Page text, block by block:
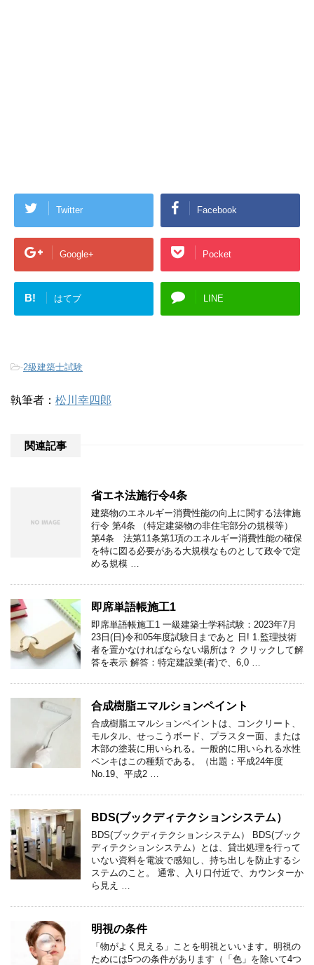
Twitter Facebook
Google+ Pocket
B! はてブ LINE
-2級建築士試験
執筆者： 松川幸四郎
関連記事
省エネ法施行令4条
建築物のエネルギー消費性能の向上に関する法律施
行令 第4条 （特定建築物の非住宅部分の規模等）
第4条 法第11条第1項のエネルギー消費性能の確保
を特に図る必要がある大規模なものとして政令で定
める規模 …
即席単語帳施工1
即席単語帳施工1 一級建築士学科試験：2023年7月
23日(日)令和05年度試験日まであと 日! 1.監理技術
者を置かなければならない場所は？ クリックして解
答を表示 解答：特定建設業(者)で、6,0 …
合成樹脂エマルションペイント
合成樹脂エマルションペイントは、コンクリート、
モルタル、せっこうボード、プラスター面、または
木部の塗装に用いられる。一般的に用いられる水性
ペンキはこの種類である。（出題：平成24年度
No.19、平成2 …
BDS(ブックディテクションシステム）
BDS(ブックディテクションシステム） BDS(ブック
ディテクションシステム）とは、貸出処理を行って
いない資料を電波で感知し、持ち出しを防止するシ
ステムのこと。 通常、入り口付近で、カウンターか
ら見え …
明視の条件
「物がよく見える」ことを明視といいます。明視の
ためには5つの条件があります（「色」を除いて4つ